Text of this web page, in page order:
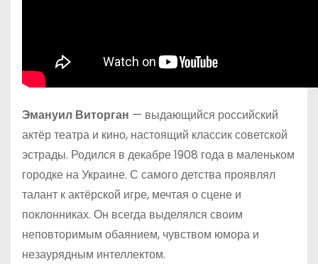
Эмануил Виторган — выдающийся российский
актёр театра и кино, настоящий классик советской
эстрады. Родился в декабре 1908 года в маленьком
городке на Украине. С самого детства проявлял
талант к актёрской игре, мечтая о сцене и
поклонниках. Он всегда выделялся своим
неповторимым обаянием, чувством юмора и
незаурядным интеллектом.